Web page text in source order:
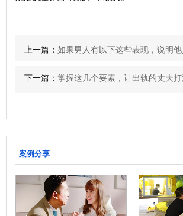
上一篇：如果男人有以下这些表现，说明
下一篇：掌握这几个要素，让出轨的丈夫
案例分享